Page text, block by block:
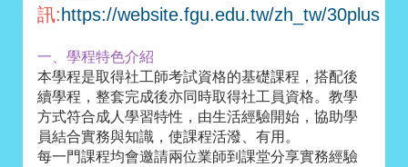
訊: https://website.fgu.edu.tw/zh_tw/30plus
一、學程特色介紹
本學程是取得社工師考試資格的基礎課程，搭配後
續學程，整套完成後亦同時取得社工員資格。教學
方式符合成人學習特性，由生活經驗開始，協助學
員結合實務與知識，使課程活潑、有用。
每一門課程均會邀請兩位業師到課堂分享實務經驗